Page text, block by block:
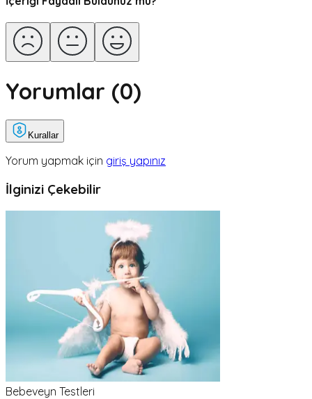
Yorumlar (0)
Kurallar
Yorum yapmak için giriş yapınız
İlginizi Çekebilir
Bebeveyn Testleri